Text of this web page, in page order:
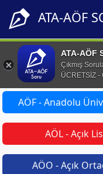
ATA-AÖF
ATA-AÖF
Çıkmış
ÜCRETSİZ -
AÖF - Anadolu
AÖL - Açık
AÖO - Açık